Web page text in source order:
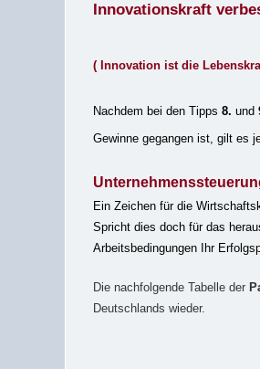
Innovationskraft
( Innovation ist die
Nachdem bei den Tipps 8. und
Gewinne gegangen ist, gilt es
Ein Zeichen für die
Spricht dies doch für das
Arbeitsbedingungen Ihr
Die nachfolgende Tabelle der
Deutschlands wieder.